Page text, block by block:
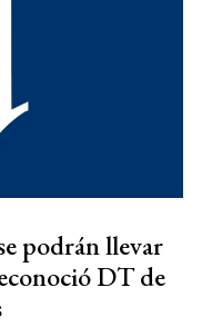
podrán llevar
DT de